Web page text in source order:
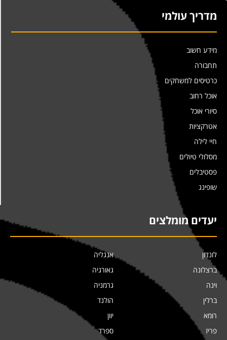
מדריך עולמי
מידע חשוב
תחבורה
כרטיסים למשחקים
אוכל רחוב
סיורי אוכל
אטרקציות
חיי לילה
מסלולי טיולים
פסטיבלים
שופינג
יעדים מומלצים
לונדון
ברצלונה
וינה
ברלין
רומא
פריז
אנגליה
גאורגיה
גרמניה
הולנד
יוון
ספרד